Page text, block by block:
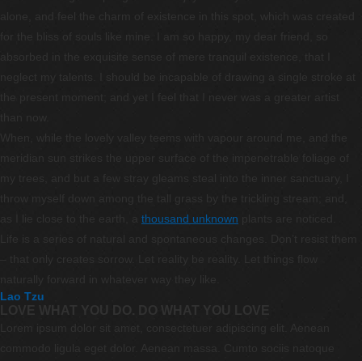
for the bliss of souls like mine. I am so happy, my dear friend, so
absorbed in the exquisite sense of mere tranquil existence, that I
neglect my talents. I should be incapable of drawing a single stroke at
the present moment; and yet I feel that I never was a greater artist
When, while the lovely valley teems with vapour around me, and the
meridian sun strikes the upper surface of the impenetrable foliage of
throw myself down among the tall grass by the trickling stream; and,
as I lie close to the earth, a thousand unknown
– that only creates sorrow. Let reality be reality. Let things flow
Lao Tzu
LOVE WHAT YOU DO. DO WHAT YOU LOVE
Lorem ipsum dolor sit amet, consectetuer adipiscing elit. Aenean